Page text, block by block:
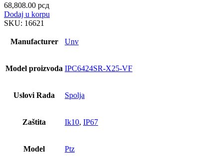
68,808.00 рсд
Dodaj u korpu
SKU: 16621
Manufacturer Unv
Model proizvoda IPC6424SR-X25-VF
Uslovi Rada Spolja
Zaštita Ik10, IP67
Model Ptz